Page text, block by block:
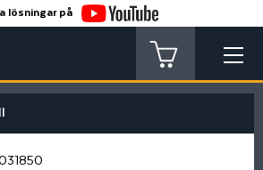
lösningar på